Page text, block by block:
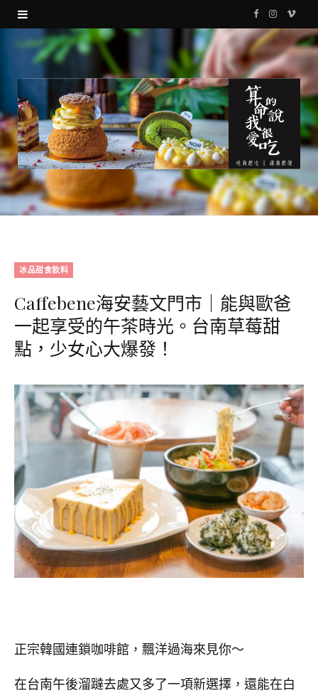
F
a
c
e
b
o
k
I
s
g
r
a
V
i
冰品甜食飲料
Caffebene海安藝文門市｜能與歐爸
一起享受的午茶時光。台南草莓甜
點，少女心大爆發！
正宗韓國連鎖咖啡館，飄洋過海來見你～
在台南午後溜躂去處又多了一項新選擇，還能在白